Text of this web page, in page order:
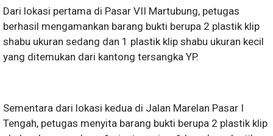
Dari lokasi pertama di Pasar VII Martubung, petugas
berhasil mengamankan barang bukti berupa 2 plastik klip
shabu ukuran sedang dan 1 plastik klip shabu ukuran kecil
yang ditemukan dari kantong tersangka YP.
Sementara dari lokasi kedua di Jalan Marelan Pasar I
Tengah, petugas menyita barang bukti berupa 2 plastik klip